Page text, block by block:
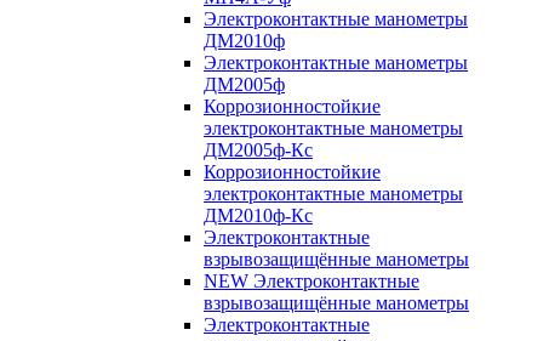
Электроконтактные манометры
ДМ2010ф
Электроконтактные манометры
ДМ2005ф
Коррозионностойкие
электроконтактные манометры
ДМ2005ф-Кс
Коррозионностойкие
электроконтактные манометры
ДМ2010ф-Кс
Электроконтактные
взрывозащищённые манометры
NEW Электроконтактные
взрывозащищённые манометры
Электроконтактные